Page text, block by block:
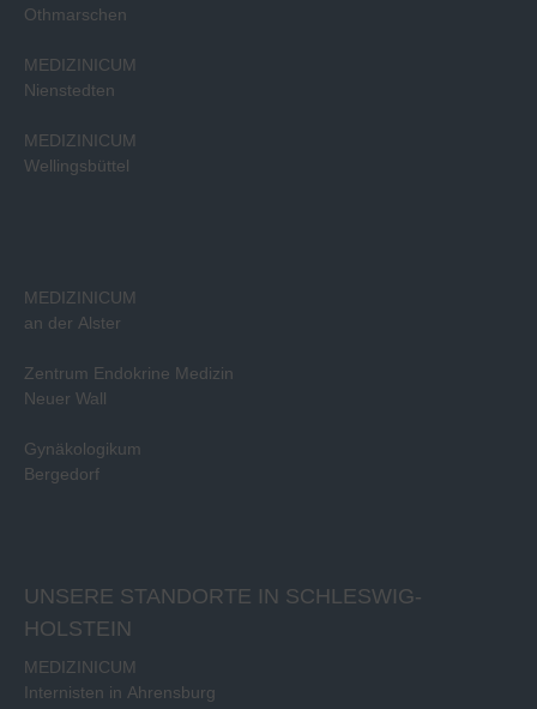
Othmarschen
MEDIZINICUM
Nienstedten
MEDIZINICUM
Wellingsbüttel
MEDIZINICUM
an der Alster
Zentrum Endokrine Medizin
Neuer Wall
Gynäkologikum
Bergedorf
UNSERE STANDORTE IN SCHLESWIG-
HOLSTEIN
MEDIZINICUM
Internisten in Ahrensburg